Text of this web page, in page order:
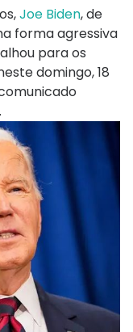
Joe Biden, de
forma agressiva
para os
domingo, 18